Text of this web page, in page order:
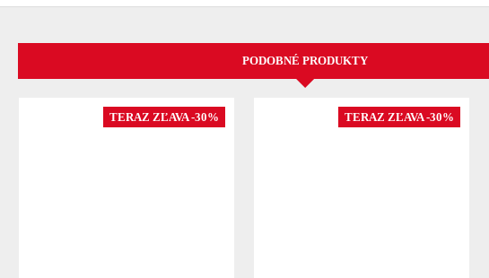
PODOBNÉ PRODUKTY
TERAZ ZĽAVA -30% TERAZ ZĽAVA -30%